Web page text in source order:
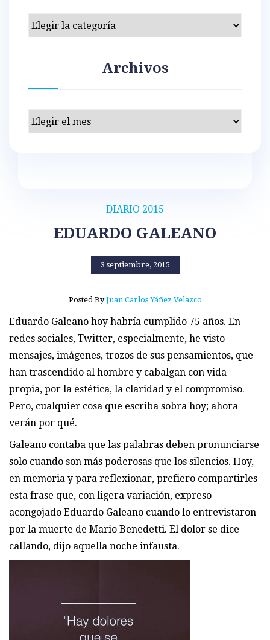
DIARIO 2015
EDUARDO GALEANO
3 septiembre, 2015
Posted ByJuan Carlos Yáñez Velazco
Eduardo Galeano hoy habría cumplido 75 años. En
redes sociales, Twitter, especialmente, he visto
mensajes, imágenes, trozos de sus pensamientos, que
han trascendido al hombre y cabalgan con vida
propia, por la estética, la claridad y el compromiso.
Pero, cualquier cosa que escriba sobra hoy; ahora
verán por qué.
Galeano contaba que las palabras deben pronunciarse
solo cuando son más poderosas que los silencios. Hoy,
en memoria y para reflexionar, prefiero compartirles
esta frase que, con ligera variación, expreso
acongojado Eduardo Galeano cuando lo entrevistaron
por la muerte de Mario Benedetti. El dolor se dice
callando, dijo aquella noche infausta.
Categorías
Archivos
Archivos